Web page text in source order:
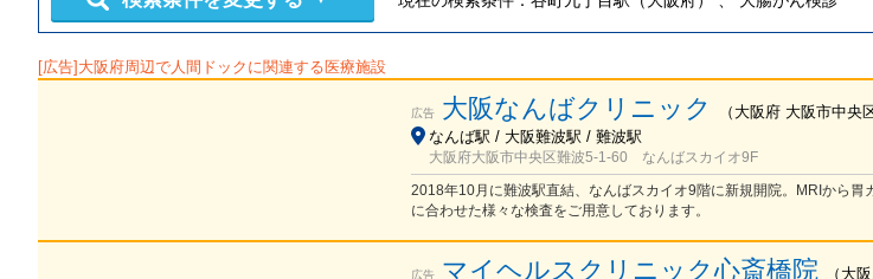
[広告] 大阪府周辺で人間ドックに関連する医療施設
広告 大阪なんばクリニック （ 大阪府 大阪市中央
なんば駅 / 大阪難波駅 / 難波駅
大阪府大阪市中央区難波5-1-60 なんばスカイオ9F
2018年10月に難波駅直結、なんばスカイオ9階に新規開院。MRIから胃
に合わせた様々な検査をご用意しております。
広告 マイヘルスクリニック心斎橋院 （ 大